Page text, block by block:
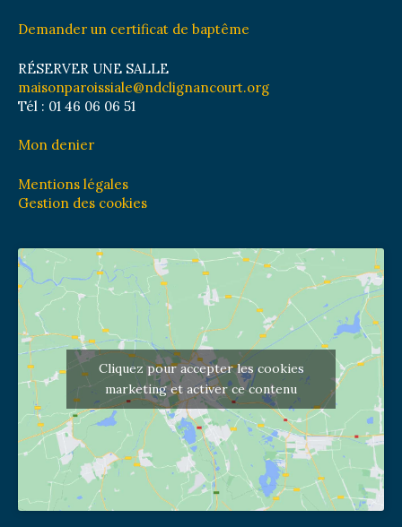
Demander un certificat de baptême
RÉSERVER UNE SALLE
maisonparoissiale@ndclignancourt.org
Tél : 01 46 06 06 51
Mon denier
Mentions légales
Gestion des cookies
Cliquez pour accepter les cookies
marketing et activer ce contenu